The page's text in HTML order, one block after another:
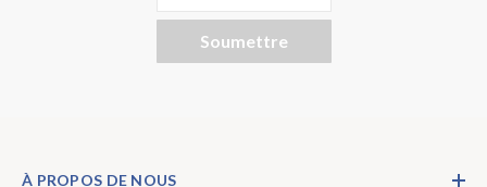
Soumettre
À PROPOS DE NOUS